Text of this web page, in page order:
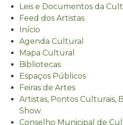
Leis e Documentos da
Feed dos Artistas
Início
Agenda Cultural
Mapa Cultural
Bibliotecas
Espaços Públicos
Feiras de Artes
Artistas, Pontos Culturais,
Show
Conselho Municipal de